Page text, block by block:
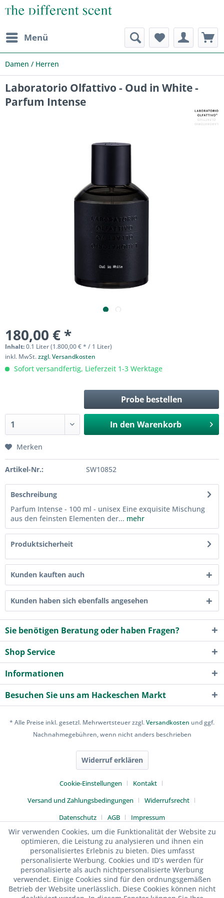
Menü
Damen / Herren
Laboratorio Olfattivo - Oud in White -
Parfum Intense
180,00 € *
Inhalt:0.1 Liter (1.800,00 € * / 1 Liter)
inkl. MwSt.zzgl. Versandkosten
Sofort versandfertig, Lieferzeit 1-3 Werktage
Probe bestellen
In den Warenkorb
Merken
Artikel-Nr.: SW10852
Beschreibung
Parfum Intense - 100 ml - unisex Eine exquisite Mischung
aus den feinsten Elementen der... mehr
Produktsicherheit
Kunden kauften auch
Kunden haben sich ebenfalls angesehen
Sie benötigen Beratung oder haben Fragen?
Shop Service
Informationen
Besuchen Sie uns am Hackeschen Markt
* Alle Preise inkl. gesetzl. Mehrwertsteuer zzgl.Versandkosten und ggf.
Nachnahmegebühren, wenn nicht anders beschrieben
Widerruf erklären
Cookie-Einstellungen
Kontakt
Versand und Zahlungsbedingungen
Widerrufsrecht
Datenschutz
AGB Impressum
Wir verwenden Cookies, um die Funktionalität der Website zu
optimieren, die Leistung zu analysieren und ihnen ein
personalisiertes Erlebnis zu bieten. Dies umfasst
personalisierte Werbung. Cookies und ID’s werden für
personalisierte als auch nichtpersonalisierte Werbung
verwendet. Einige Cookies sind für den ordnungsgemäßen
Betrieb der Website unerlässlich. Diese Cookies können nicht